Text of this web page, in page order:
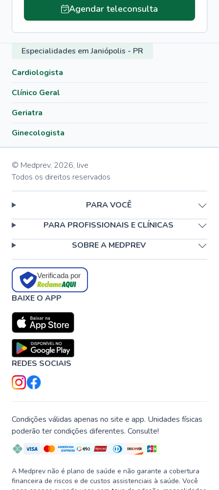
Agendar teleconsulta
Especialidades em Janiópolis - PR
Cardiologista
Clínico Geral
Geriatra
Ginecologista
© Medprev, 2026, live
Todos os direitos reservados
PARA VOCÊ
PARA PROFISSIONAIS E CLÍNICAS
SOBRE A MEDPREV
Verificada por
BAIXE O APP
REDES SOCIAIS
Condições válidas apenas no site e app. Unidades físicas
poderão ter condições diferentes. Consulte!
A Medprev não é plano de saúde e não garante a cobertura
financeira de riscos e de custos assistenciais à saúde. Você